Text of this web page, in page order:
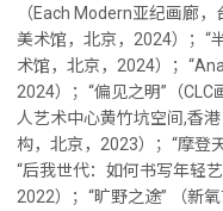
（Each Modern亚纪画廊
美术馆，北京，2024）；“
术馆，北京，2024）；
2024）；“偏见之明”（
人艺术中心黄竹坑空间,香
构，北京，2023）；“摩登
“后我世代：如何书写年轻
2022）；“旷野之途” （新